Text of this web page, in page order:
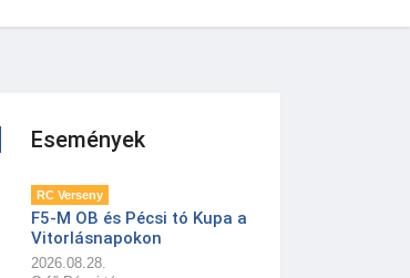
Események
RC Verseny
F5-M OB és Pécsi tó Kupa a
Vitorlásnapokon
2026.08.28.